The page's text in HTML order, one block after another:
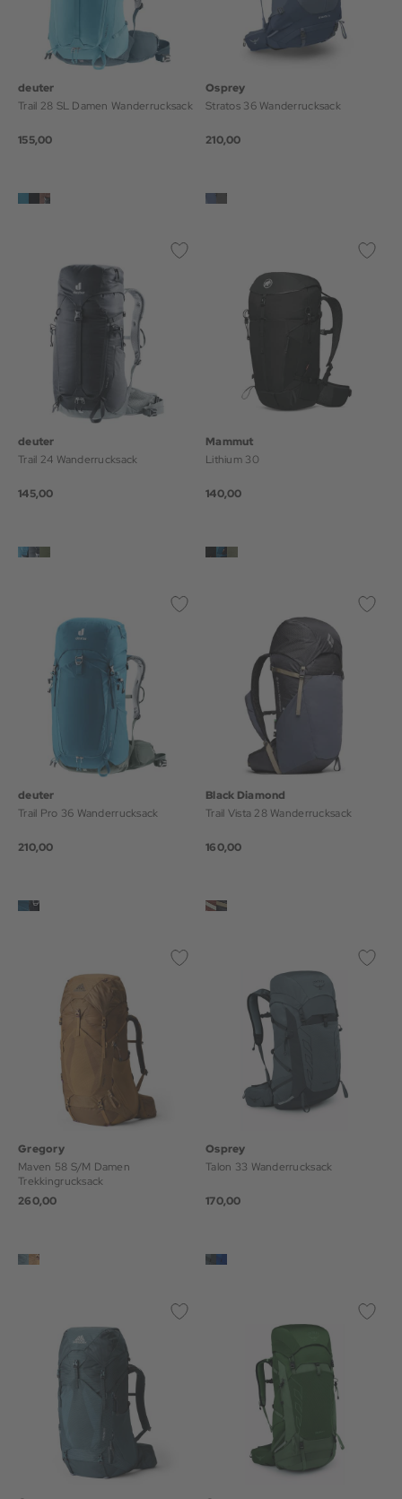
deuter
Trail 28 SL Damen Wanderrucksack
155,00
Osprey
Stratos 36 Wanderrucksack
210,00
deuter
Trail 24 Wanderrucksack
145,00
Mammut
Lithium 30
140,00
deuter
Trail Pro 36 Wanderrucksack
210,00
Black Diamond
Trail Vista 28 Wanderrucksack
160,00
Gregory
Maven 58 S/M Damen
Trekkingrucksack
260,00
Osprey
Talon 33 Wanderrucksack
170,00